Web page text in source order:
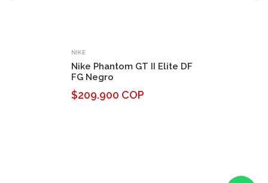
NIKE
Nike Phantom GT II Elite DF
FG Negro
$209.900 COP